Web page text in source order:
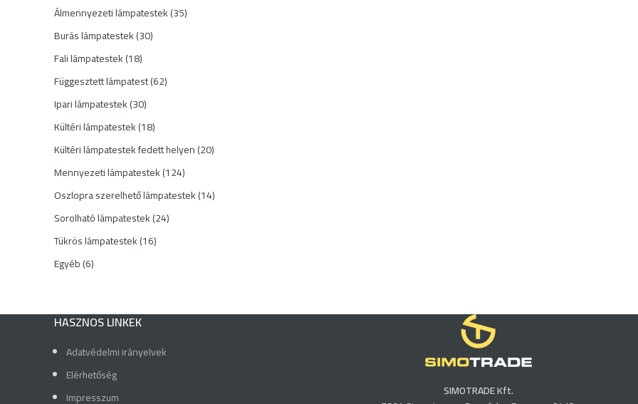
Álmennyezeti lámpatestek 3535
Burás lámpatestek 3030
Fali lámpatestek 1818
termék
Függesztett lámpatest 6262
Ipari lámpatestek 3030
termék
Kültéri lámpatestek 1818
termék
Kültéri lámpatestek fedett helyen 2020
Mennyezeti lámpatestek 124124
termék
Oszlopra szerelhető lámpatestek 1414
Sorolható lámpatestek 2424
Tükrös lámpatestek 1616
Egyéb 66
HASZNOS LINKEK
Adatvédelmi irányelvek
Elérhetőség
Impresszum
SIMOTRADE Kft.